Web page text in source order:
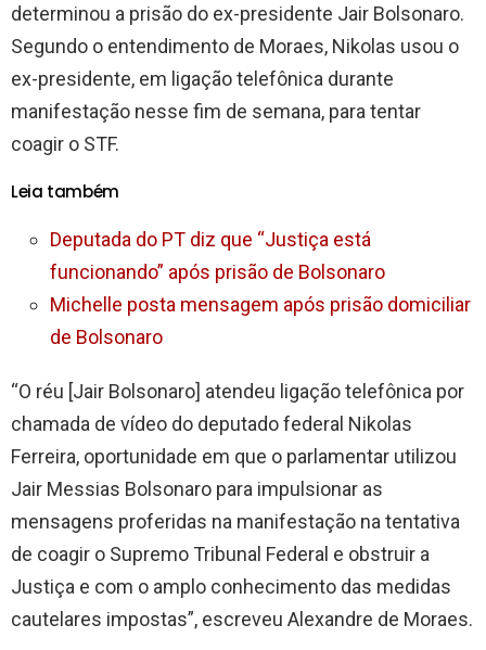
determinou a prisão do ex-presidente Jair Bolsonaro.
Segundo o entendimento de Moraes, Nikolas usou o
ex-presidente, em ligação telefônica durante
manifestação nesse fim de semana, para tentar
coagir o STF.
Leia também
Deputada do PT diz que “Justiça está
funcionando” após prisão de Bolsonaro
Michelle posta mensagem após prisão domiciliar
de Bolsonaro
“O réu [Jair Bolsonaro] atendeu ligação telefônica por
chamada de vídeo do deputado federal Nikolas
Ferreira, oportunidade em que o parlamentar utilizou
Jair Messias Bolsonaro para impulsionar as
mensagens proferidas na manifestação na tentativa
de coagir o Supremo Tribunal Federal e obstruir a
Justiça e com o amplo conhecimento das medidas
cautelares impostas”, escreveu Alexandre de Moraes.